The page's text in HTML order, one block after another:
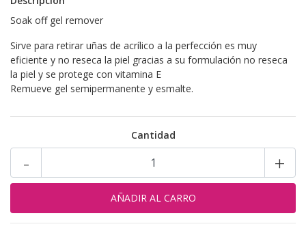
Soak off gel remover
Sirve para retirar uñas de acrílico a la perfección es muy
eficiente y no reseca la piel gracias a su formulación no reseca
la piel y se protege con vitamina E
Remueve gel semipermanente y esmalte.
Cantidad
+
-